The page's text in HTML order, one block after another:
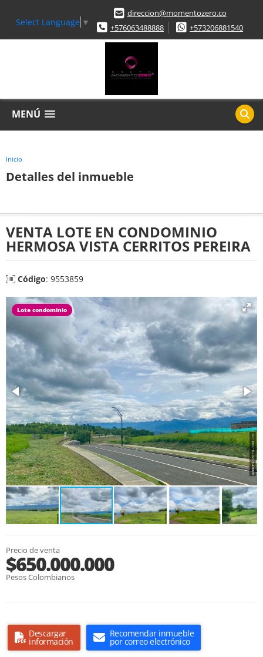
Select Language ▼
direccion@momentozero.co
+576063488888
+573206881540
MENÚ
Inicio
Detalles del inmueble
VENTA LOTE EN CONDOMINIO
HERMOSA VISTA CERRITOS PEREIRA
Código: 9553859
Lote condominio
Precio de venta
$650.000.000
Pesos Colombianos
Descargar
información
Recomendar inmueble
por correo electrónico